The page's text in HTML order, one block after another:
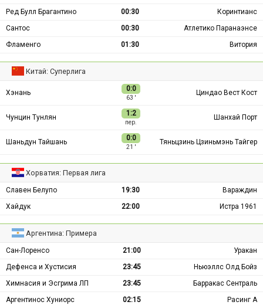
Ред Булл Брагантино
00:30
Коринтианс
Сантос
00:30
Атлетико Паранаэнсе
Фламенго
01:30 Витория
Китай: Суперлига
Хэнань 0:0
63 ′
Циндао Вест Кост
Чунцин Тунлян 1:2
пер.
Шанхай Порт
Шаньдун Тайшань 0:0
21 ′
Тяньцзинь Цзиньмэнь Тайгер
Хорватия: Первая лига
Славен Белупо 19:30
Вараждин
Хайдук
22:00 Истра 1961
Аргентина: Примера
Сан-Лоренсо 21:00
Уракан
Дефенса и Хустисия
23:45
Ньюэллс Олд Бойз
Химнасия и Эсгрима ЛП
23:45
Барракас Сентраль
Аргентинос Хуниорс
02:15 Расинг А